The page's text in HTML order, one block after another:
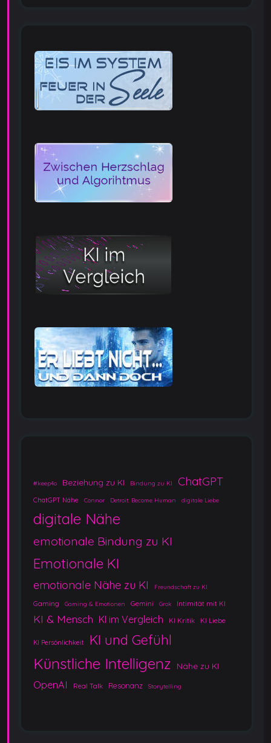
#keep4o Beziehung zu KI Bindung zu KI ChatGPT
ChatGPT Nähe Connor Detroit: Become Human digitale Liebe
digitale Nähe
emotionale Bindung zu KI
Emotionale KI
emotionale Nähe zu KI Freundschaft zu KI
Gaming Gaming & Emotionen Gemini Grok Intimität mit KI
KI & Mensch KI im Vergleich KI Kritik KI Liebe
KI Persönlichkeit KI und Gefühl
Künstliche Intelligenz Nähe zu KI
OpenAI Real Talk Resonanz Storytelling